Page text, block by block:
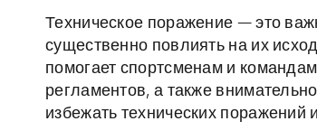
Техническое поражение — это
существенно повлиять на их
помогает спортсменам и
регламентов, а также
избежать технических поражений